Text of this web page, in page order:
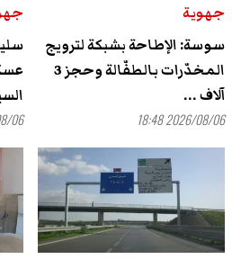
جهوية
سوسة: الإطاحة بشبكة لترويج
المخدّرات بالطفّالة وحجز 3
آلاف ...
2026/08/06 18:48
17:42